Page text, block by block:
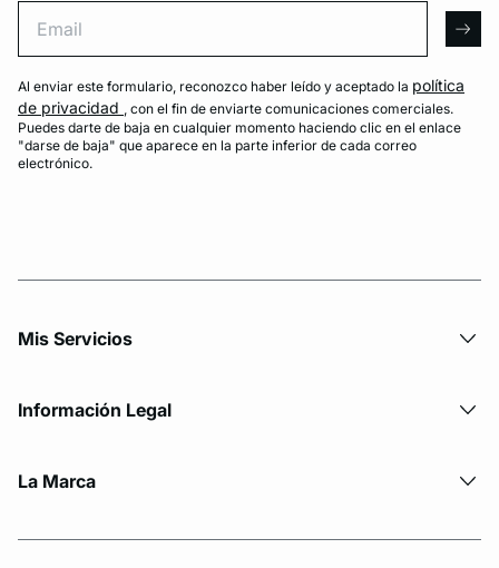
Al enviar este formulario, reconozco haber leído y aceptado la política
de privacidad , con el fin de enviarte comunicaciones comerciales.
Puedes darte de baja en cualquier momento haciendo clic en el enlace
"darse de baja" que aparece en la parte inferior de cada correo
electrónico.
Mis Servicios
Información Legal
La Marca